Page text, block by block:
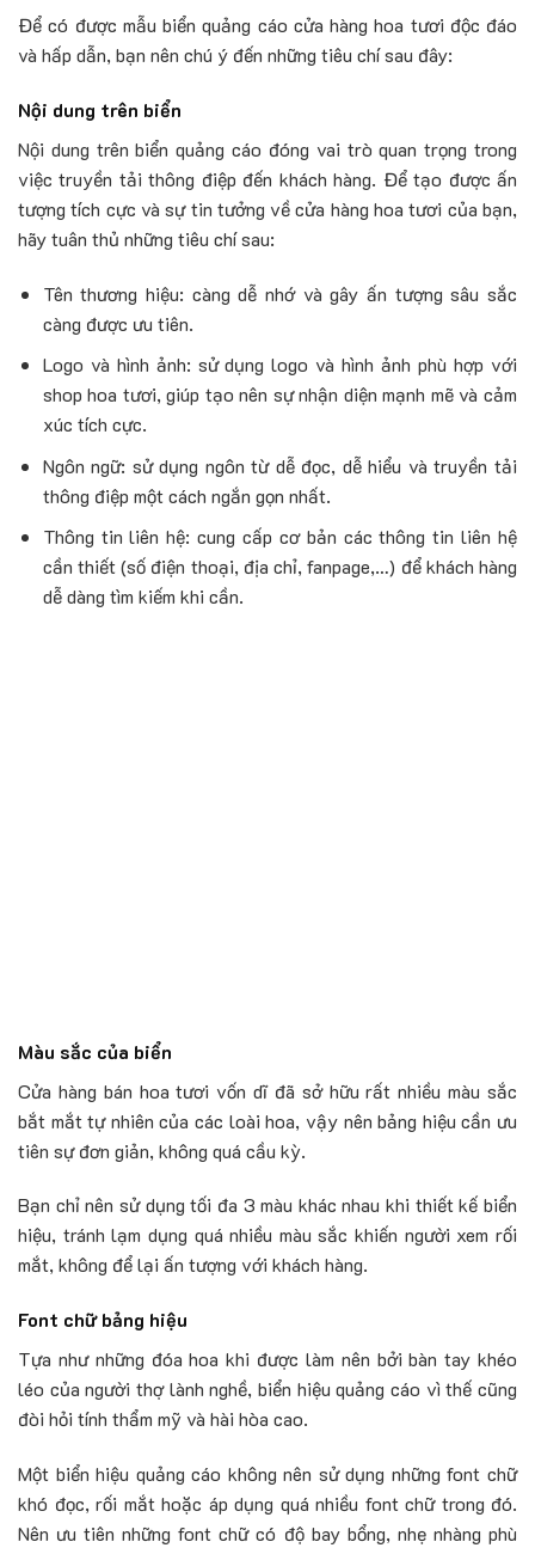
Để có được mẫu biển quảng cáo cửa hàng hoa tươi độc đáo
và hấp dẫn, bạn nên chú ý đến những tiêu chí sau đây:
Nội dung trên biển
Nội dung trên biển quảng cáo đóng vai trò quan trọng trong
việc truyền tải thông điệp đến khách hàng. Để tạo được ấn
tượng tích cực và sự tin tưởng về cửa hàng hoa tươi của bạn,
hãy tuân thủ những tiêu chí sau:
Tên thương hiệu: càng dễ nhớ và gây ấn tượng sâu sắc
càng được ưu tiên.
Logo và hình ảnh: sử dụng logo và hình ảnh phù hợp với
shop hoa tươi, giúp tạo nên sự nhận diện mạnh mẽ và cảm
xúc tích cực.
Ngôn ngữ: sử dụng ngôn từ dễ đọc, dễ hiểu và truyền tải
thông điệp một cách ngắn gọn nhất.
Thông tin liên hệ: cung cấp cơ bản các thông tin liên hệ
cần thiết (số điện thoại, địa chỉ, fanpage,…) để khách hàng
dễ dàng tìm kiếm khi cần.
Màu sắc của biển
Cửa hàng bán hoa tươi vốn dĩ đã sở hữu rất nhiều màu sắc
bắt mắt tự nhiên của các loài hoa, vậy nên bảng hiệu cần ưu
tiên sự đơn giản, không quá cầu kỳ.
Bạn chỉ nên sử dụng tối đa 3 màu khác nhau khi thiết kế biển
hiệu, tránh lạm dụng quá nhiều màu sắc khiến người xem rối
mắt, không để lại ấn tượng với khách hàng.
Font chữ bảng hiệu
Tựa như những đóa hoa khi được làm nên bởi bàn tay khéo
léo của người thợ lành nghề, biển hiệu quảng cáo vì thế cũng
đòi hỏi tính thẩm mỹ và hài hòa cao.
Một biển hiệu quảng cáo không nên sử dụng những font chữ
khó đọc, rối mắt hoặc áp dụng quá nhiều font chữ trong đó.
Nên ưu tiên những font chữ có độ bay bổng, nhẹ nhàng phù